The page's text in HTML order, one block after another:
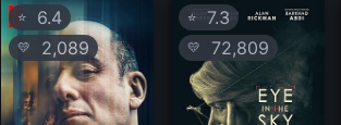
⭐6.4
💛 2,089
⭐ 7.3
💛 72,809